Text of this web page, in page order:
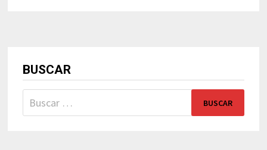
BUSCAR
Buscar: